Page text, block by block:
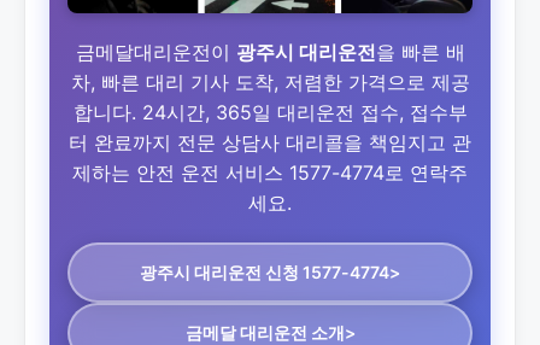
금메달대리운전이 광주시 대리운전을 빠른 배
차, 빠른 대리 기사 도착, 저렴한 가격으로 제공
합니다. 24시간, 365일 대리운전 접수, 접수부
터 완료까지 전문 상담사 대리콜을 책임지고 관
제하는 안전 운전 서비스 1577-4774로 연락주
세요.
광주시 대리운전 신청 1577-4774>
금메달 대리운전 소개>